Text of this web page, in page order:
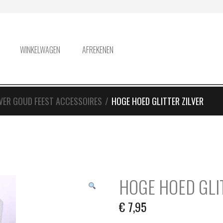
WINKELWAGEN AFREKENEN
GOUD FEEST ACCESSOIRES / HOGE HOED GLITTER ZILVER
HOGE HOED
€7,95